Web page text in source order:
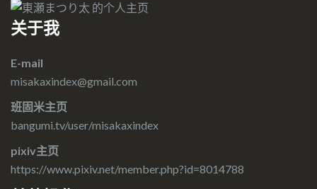
关于我
E-mail
misakaxindex@gmail.com
班固米主页
bangumi.tv/user/misakaxindex
pixiv主页
https://www.pixiv.net/member.php?id=8014788